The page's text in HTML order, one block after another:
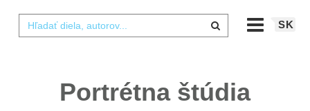
SK
Portrétna štúdia